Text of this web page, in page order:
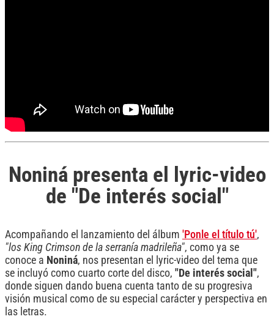
Noniná presenta el lyric-video
de "De interés social"
Acompañando el lanzamiento del álbum 'Ponle el título tú',
"los King Crimson de la serranía madrileña", como ya se
conoce a Noniná, nos presentan el lyric-video del tema que
se incluyó como cuarto corte del disco, "De interés social",
donde siguen dando buena cuenta tanto de su progresiva
visión musical como de su especial carácter y perspectiva en
las letras.